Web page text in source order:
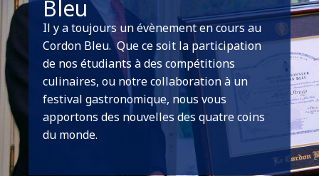
Bleu
Il y a toujours un évènement en cours au
Cordon Bleu. Que ce soit la participation
de nos étudiants à des compétitions
culinaires, ou notre collaboration à un
festival gastronomique, nous vous
apportons des nouvelles des quatre coins
du monde.